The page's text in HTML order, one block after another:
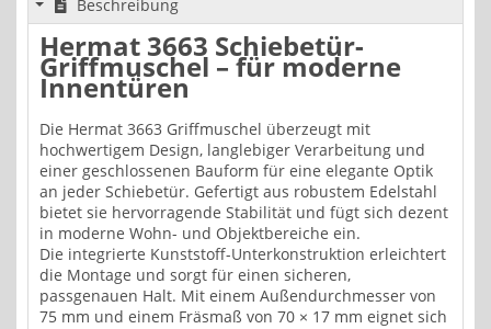
Beschreibung
Hermat 3663 Schiebetür-
Griffmuschel – für moderne
Innentüren
Die Hermat 3663 Griffmuschel überzeugt mit
hochwertigem Design, langlebiger Verarbeitung und
einer geschlossenen Bauform für eine elegante Optik
an jeder Schiebetür. Gefertigt aus robustem Edelstahl
bietet sie hervorragende Stabilität und fügt sich dezent
in moderne Wohn- und Objektbereiche ein.
Die integrierte Kunststoff-Unterkonstruktion erleichtert
die Montage und sorgt für einen sicheren,
passgenauen Halt. Mit einem Außendurchmesser von
75 mm und einem Fräsmaß von 70 × 17 mm eignet sich